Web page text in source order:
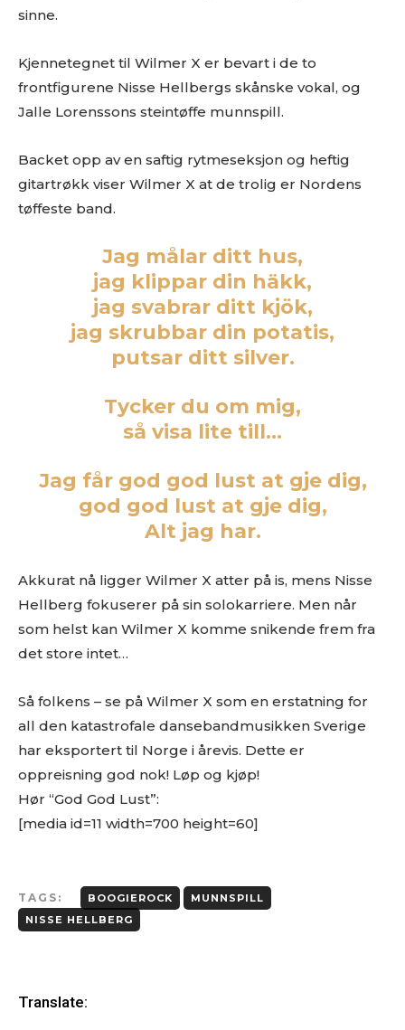
Ønsker du omtale på Dust of Daylight?
Les bloggen. Passer din musikk inn blant platene vi skriver
på. På den måten slipper både du og vi å kaste bort tid.
Den bør som MINIMUM inneholde følgende:
Litt om deg. Om prosjektet ditt, og når det er release osv.
sinne.
Kjennetegnet til Wilmer X er bevart i de to
frontfigurene Nisse Hellbergs skånske vokal, og
Jalle Lorenssons steintøffe munnspill.
Backet opp av en saftig rytmeseksjon og heftig
gitartrøkk viser Wilmer X at de trolig er Nordens
tøffeste band.
Jag målar ditt hus,
jag klippar din häkk,
jag svabrar ditt kjök,
jag skrubbar din potatis,
putsar ditt silver.
Tycker du om mig,
så visa lite till…
Jag får god god lust at gje dig,
god god lust at gje dig,
Alt jag har.
Akkurat nå ligger Wilmer X atter på is, mens Nisse
Hellberg fokuserer på sin solokarriere. Men når
som helst kan Wilmer X komme snikende frem fra
det store intet…
Så folkens – se på Wilmer X som en erstatning for
all den katastrofale dansebandmusikken Sverige
har eksportert til Norge i årevis. Dette er
oppreisning god nok! Løp og kjøp!
Hør “God God Lust”:
[media id=11 width=700 height=60]
TAGS: BOOGIEROCK
MUNNSPILL
NISSE HELLBERG
Translate: